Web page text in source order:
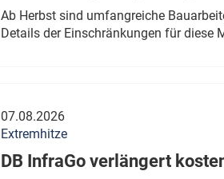
Ab Herbst sind umfangreiche
Details der Einschränkungen für
07.08.2026
Extremhitze
DB InfraGo verlängert